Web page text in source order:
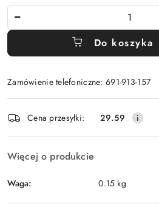
Do koszyka
Zamówienie telefoniczne: 691-913-157
Wyślij
i
dostawa
Cena przesyłki: 29.59
Więcej o produkcie
Waga: 0.15 kg